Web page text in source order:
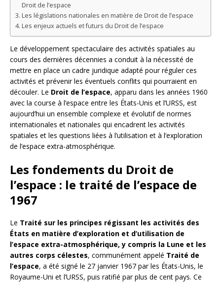
Droit de l’espace
Les législations nationales en matière de Droit de l’espace
Les enjeux actuels et futurs du Droit de l’espace
Le développement spectaculaire des activités spatiales au
cours des dernières décennies a conduit à la nécessité de
mettre en place un cadre juridique adapté pour réguler ces
activités et prévenir les éventuels conflits qui pourraient en
découler. Le Droit de l’espace, apparu dans les années 1960
avec la course à l’espace entre les États-Unis et l’URSS, est
aujourd’hui un ensemble complexe et évolutif de normes
internationales et nationales qui encadrent les activités
spatiales et les questions liées à l’utilisation et à l’exploration
de l’espace extra-atmosphérique.
Les fondements du Droit de
l’espace : le traité de l’espace de
1967
Le Traité sur les principes régissant les activités des
États en matière d’exploration et d’utilisation de
l’espace extra-atmosphérique, y compris la Lune et les
autres corps célestes, communément appelé Traité de
l’espace, a été signé le 27 janvier 1967 par les États-Unis, le
Royaume-Uni et l’URSS, puis ratifié par plus de cent pays. Ce